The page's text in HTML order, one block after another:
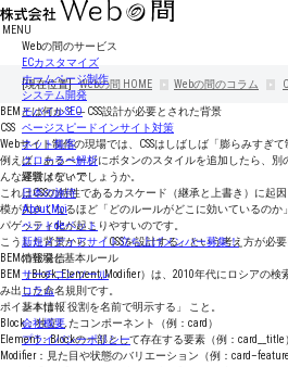
[現在位置] Webの間 HOME Webの間のコラム
BEMとは何か？ ─ CSS設計が必要とされた背景
CSS
Webサイト制作の現場では、CSSはしばしば「膨らみすぎ
例えば、あるページにボタンのスタイルを追加したら、
んな経験はないでしょうか。
これはCSSの特性であるカスケード（継承と上書き） に起
模が大きくなるほど「どのルールがどこに効いているのか
パゲッティ化が起こりやすいのです。
こうした背景から、「CSSを設計する」という考え方が必要
BEMの登場と基本ルール
BEM（Block, Element, Modifier）は、2010年代にロシアの
み出した命名規則です。
ポイントは 「役割を名前で明示する」 こと。
Block：独立したコンポーネント（例：card）
Element：Blockの一部として存在する要素（例：card__title
Modifier：見た目や状態のバリエーション（例：
MENU
Webの間のサービス
ECカスタマイズ
ホームページ制作
システム開発
モバイルSEO
ページスピードインサイト対策
ネット集客
クローラー解析
運営メディア
日本の旅侍
About Moi
ペットdeペット
新規メディアサイト立ち上げメンバー募集！
情報発信
サーチコンソール
コラム
基本情報
会社概要
プライバシーポリシー